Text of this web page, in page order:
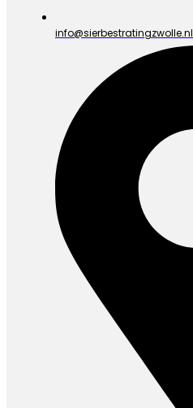
info@sierbestratingzwolle.nl